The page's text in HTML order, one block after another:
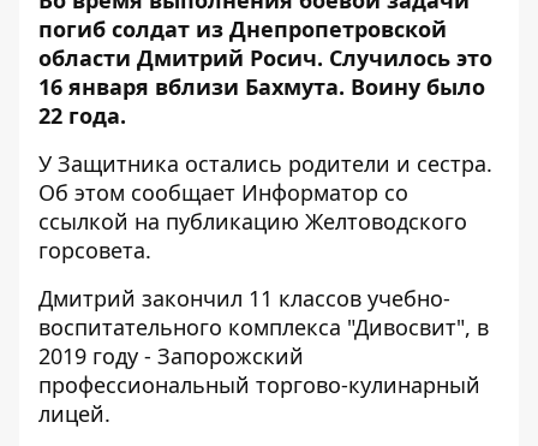
погиб солдат из Днепропетровской
области Дмитрий Росич. Случилось это
16 января вблизи Бахмута. Воину было
22 года.
У Защитника остались родители и сестра.
Об этом сообщает Информатор со
ссылкой на публикацию Желтоводского
горсовета.
Дмитрий закончил 11 классов учебно-
воспитательного комплекса "Дивосвит", в
2019 году - Запорожский
профессиональный торгово-кулинарный
лицей.